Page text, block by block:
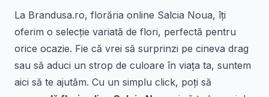
La Brandusa.ro, florăria online Salcia Noua, îți
oferim o selecție variată de flori, perfectă pentru
orice ocazie. Fie că vrei să surprinzi pe cineva drag
sau să aduci un strop de culoare în viața ta, suntem
aici să te ajutăm. Cu un simplu click, poți să